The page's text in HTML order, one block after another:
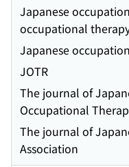
Japanese
occupational
Japanese
JOTR
The journal of
Occupational
The journal of
Association